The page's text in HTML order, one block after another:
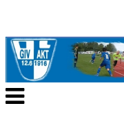
Veksle
navigasjon